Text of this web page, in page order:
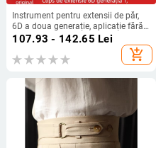
Instrument pentru extensii de păr,
6D a doua generație, aplicație fără
cusur, model YM
107.93 - 142.65 Lei
add_shopping_cart